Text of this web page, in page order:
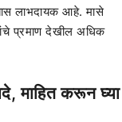
लाभदायक आहे. मासे
प्रमाण देखील अधिक
माहित करून घ्या